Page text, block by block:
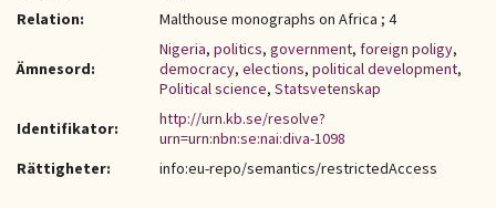
Relation:
Malthouse monographs on Africa ; 4
Ämnesord:
Nigeria, politics, government, foreign poligy,
democracy, elections, political development,
Political science, Statsvetenskap
Identifikator:
http://urn.kb.se/resolve?
urn=urn:nbn:se:nai:diva-1098
Rättigheter:
info:eu-repo/semantics/restrictedAccess